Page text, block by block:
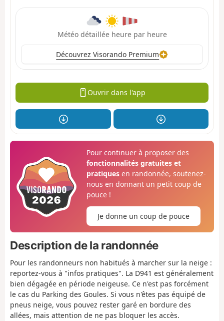
Météo détaillée heure par heure
Découvrez Visorando Premium
Ouvrir dans l'app
Pour continuer à proposer des
fonctionnalités gratuites et
pratiquesen randonnée, soutenez-
nous en donnant un petit coup de
pouce !
Je donne un coup de pouce
Description de la randonnée
Pour les randonneurs non habitués à marcher sur la neige :
reportez-vous à "infos pratiques". La D941 est généralement
bien dégagée en période neigeuse. Ce n'est pas forcément
le cas du Parking des Goules. Si vous n'êtes pas équipé de
pneus neige, vous pouvez rester garé en bordure des
allées, mais attention de ne pas bloquer les accès.